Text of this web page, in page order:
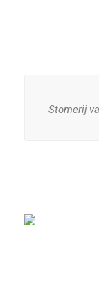
Stomerij